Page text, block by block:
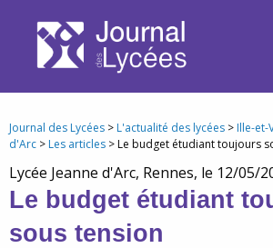
Journal des Lycées > L'actualité des lycées > Ille-et-
d'Arc > Les articles > Le budget étudiant toujours
Lycée Jeanne d'Arc, Rennes, le 12/05/
Le budget étudiant
sous tension